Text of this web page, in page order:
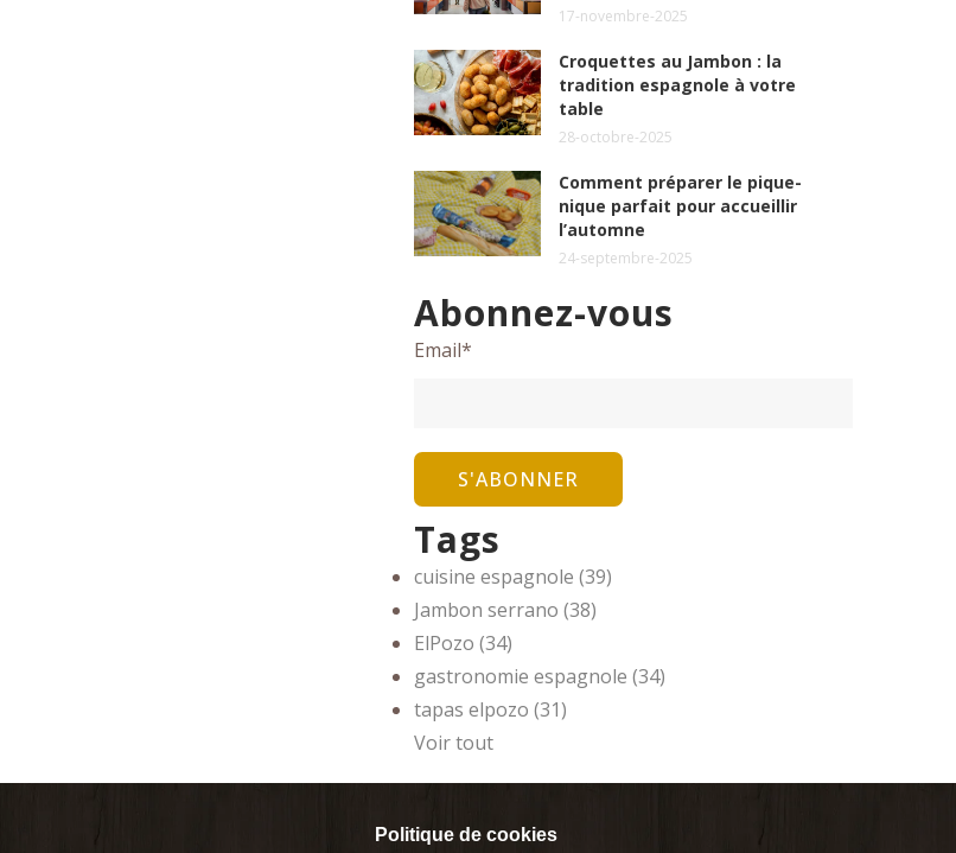
17-novembre-2025
Croquettes au Jambon : la
tradition espagnole à votre
table
28-octobre-2025
Comment préparer le pique-
nique parfait pour accueillir
l’automne
24-septembre-2025
Abonnez-vous
Email*
Tags
cuisine espagnole (39)
Jambon serrano (38)
ElPozo (34)
gastronomie espagnole (34)
tapas elpozo (31)
Voir tout
Politique de cookies